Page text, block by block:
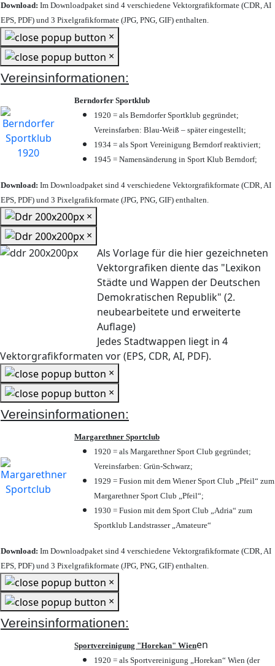
Download: Im Downloadpaket sind 4 verschiedene Vektorgrafikformate (CDR, AI
EPS, PDF) und 3 Pixelgrafikformate (JPG, PNG, GIF) enthalten.
×
×
Vereinsinformationen:
Berndorfer Sportklub
1920 = als Berndorfer Sportklub gegründet;
Vereinsfarben: Blau-Weiß – später eingestellt;
1934 = als Sport Vereinigung Berndorf reaktiviert;
1945 = Namensänderung in Sport Klub Berndorf;
Download: Im Downloadpaket sind 4 verschiedene Vektorgrafikformate (CDR, AI
EPS, PDF) und 3 Pixelgrafikformate (JPG, PNG, GIF) enthalten.
×
×
Als Vorlage für die hier gezeichneten
Vektorgrafiken diente das "Lexikon
Städte und Wappen der Deutschen
Demokratischen Republik" (2.
neubearbeitete und erweiterte
Auflage)
Jedes Stadtwappen liegt in 4
Vektorgrafikformaten vor (EPS, CDR, AI, PDF).
×
×
Vereinsinformationen:
Margarethner Sportclub
1920 = als Margarethner Sport Club gegründet;
Vereinsfarben: Grün-Schwarz;
1929 = Fusion mit dem Wiener Sport Club „Pfeil“ zum
Margarethner Sport Club „Pfeil“;
1930 = Fusion mit dem Sport Club „Adria“ zum
Sportklub Landstrasser „Amateure“
Download: Im Downloadpaket sind 4 verschiedene Vektorgrafikformate (CDR, AI
EPS, PDF) und 3 Pixelgrafikformate (JPG, PNG, GIF) enthalten.
×
×
Vereinsinformationen:
Sportvereinigung "Horekan" Wienen
1920 = als Sportvereinigung „Horekan“ Wien (der